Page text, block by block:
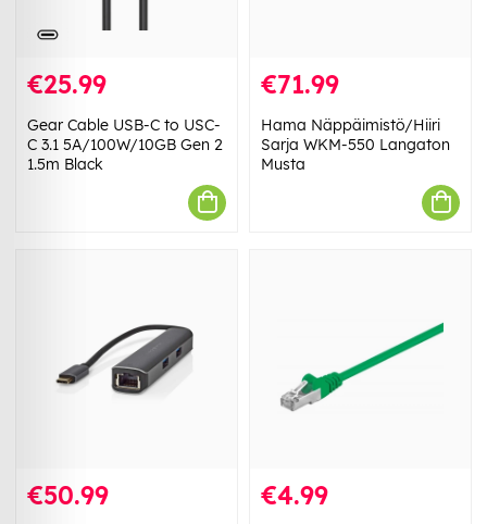
€25.99
Gear Cable USB-C to USC-
C 3.1 5A/100W/10GB Gen 2
1.5m Black
€71.99
Hama Näppäimistö/Hiiri
Sarja WKM-550 Langaton
Musta
€50.99 €4.99